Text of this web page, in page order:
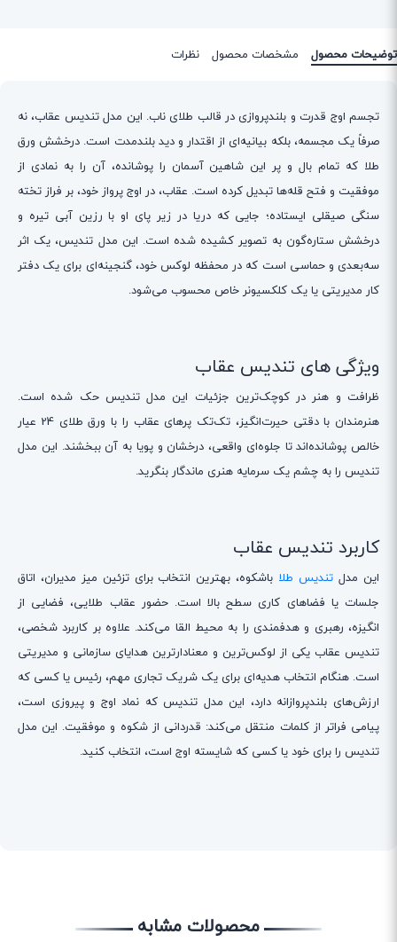
توضیحات محصول مشخصات محصول نظرات
تجسم اوج قدرت و بلندپروازی در قالب طلای ناب. این مدل تندیس عقاب، نه
صرفاً یک مجسمه، بلکه بیانیه‌ای از اقتدار و دید بلندمدت است. درخشش ورق
طلا که تمام بال و پر این شاهین آسمان را پوشانده، آن را به نمادی از
موفقیت و فتح قله‌ها تبدیل کرده است. عقاب، در اوج پرواز خود، بر فراز تخته
سنگی صیقلی ایستاده؛ جایی که دریا در زیر پای او با رزین آبی تیره و
درخشش ستاره‌گون به تصویر کشیده شده است. این مدل تندیس، یک اثر
سه‌بعدی و حماسی است که در محفظه لوکس خود، گنجینه‌ای برای یک دفتر
کار مدیریتی یا یک کلکسیونر خاص محسوب می‌شود.
ویژگی های تندیس عقاب
ظرافت و هنر در کوچک‌ترین جزئیات این مدل تندیس حک شده است.
هنرمندان با دقتی حیرت‌انگیز، تک‌تک پرهای عقاب را با ورق طلای 24 عیار
خالص پوشانده‌اند تا جلوه‌ای واقعی، درخشان و پویا به آن ببخشند. این مدل
تندیس را به چشم یک سرمایه هنری ماندگار بنگرید.
کاربرد تندیس عقاب
این مدل تندیس طلا باشکوه، بهترین انتخاب برای تزئین میز مدیران، اتاق
جلسات یا فضاهای کاری سطح بالا است. حضور عقاب طلایی، فضایی از
انگیزه، رهبری و هدفمندی را به محیط القا می‌کند. علاوه بر کاربرد شخصی،
تندیس عقاب یکی از لوکس‌ترین و معنادارترین هدایای سازمانی و مدیریتی
است. هنگام انتخاب هدیه‌ای برای یک شریک تجاری مهم، رئیس یا کسی که
ارزش‌های بلندپروازانه دارد، این مدل تندیس که نماد اوج و پیروزی است،
پیامی فراتر از کلمات منتقل می‌کند: قدردانی از شکوه و موفقیت. این مدل
تندیس را برای خود یا کسی که شایسته اوج است، انتخاب کنید.
محصولات مشابه